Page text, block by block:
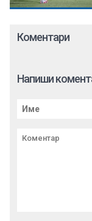
Коментари
Напиши